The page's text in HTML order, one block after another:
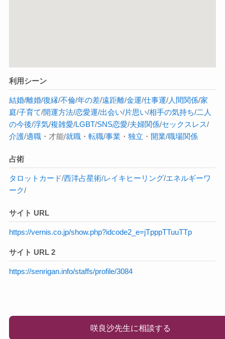
利用シーン
結婚/離婚/復縁/不倫/年の差/遠距離/金運/仕事運/人間関係/家
庭/子育て/開運方法/恋愛運/出会い/片思い/相手の気持ち/二人
の今後/浮気/複雑愛/LGBT/SNS恋愛/夫婦関係/セックスレス/
介護/適職・才能/就職・ 転職/事業 ・ 独立 ・ 開業/職場関係
占術
タロットカード/西洋占星術/レイキヒーリング/エネルギーワ
ーク/
サイト URL
https://vernis.co.jp/show.php?idcode2_e=jTpppTTuuTTp
サイト URL 2
https://senrigan.info/staffs/profile/3084
咲良沙先生に相談する